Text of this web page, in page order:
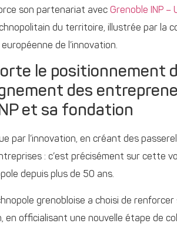
son partenariat avec Grenoble INP –
du territoire, illustrée par la
européenne de l’innovation.
le positionnement
des
et sa fondation
par l’innovation, en créant des
: c’est précisément sur cette
depuis plus de 50 ans.
grenobloise a choisi de
en officialisant une nouvelle étape de